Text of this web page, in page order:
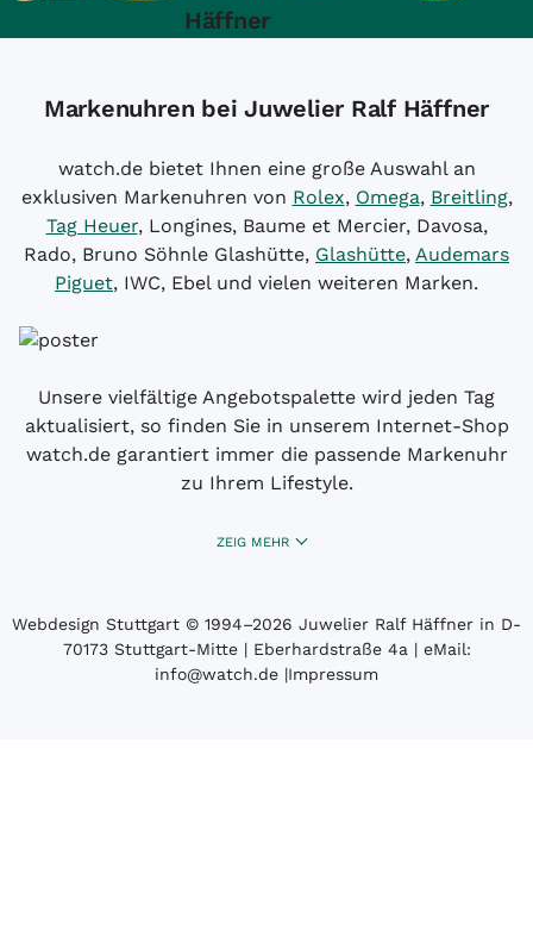
Häffner
Markenuhren bei Juwelier Ralf Häffner
watch.de bietet Ihnen eine große Auswahl an
exklusiven Markenuhren von Rolex, Omega, Breitling,
Tag Heuer, Longines, Baume et Mercier, Davosa,
Rado, Bruno Söhnle Glashütte, Glashütte, Audemars
Piguet, IWC, Ebel und vielen weiteren Marken.
Unsere vielfältige Angebotspalette wird jeden Tag
aktualisiert, so finden Sie in unserem Internet-Shop
watch.de garantiert immer die passende Markenuhr
zu Ihrem Lifestyle.
ZEIG MEHR
Webdesign Stuttgart © 1994­–2026 Juwelier Ralf Häffner in D-
70173 Stuttgart-Mitte | Eberhardstraße 4a | eMail:
info@watch.de |Impressum